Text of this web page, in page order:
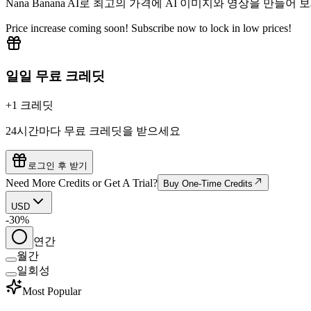
Nana Banana AI로 최고의 가격에 AI 이미지와 영상을 만들어
Price increase coming soon! Subscribe now to lock in low prices!
일일 무료 크레딧
+1 크레딧
24시간마다 무료 크레딧을 받으세요
로그인 후 받기
Need More Credits or Get A Trial? Buy One-Time Credits
USD
-30%
연간
월간
일회성
Most Popular